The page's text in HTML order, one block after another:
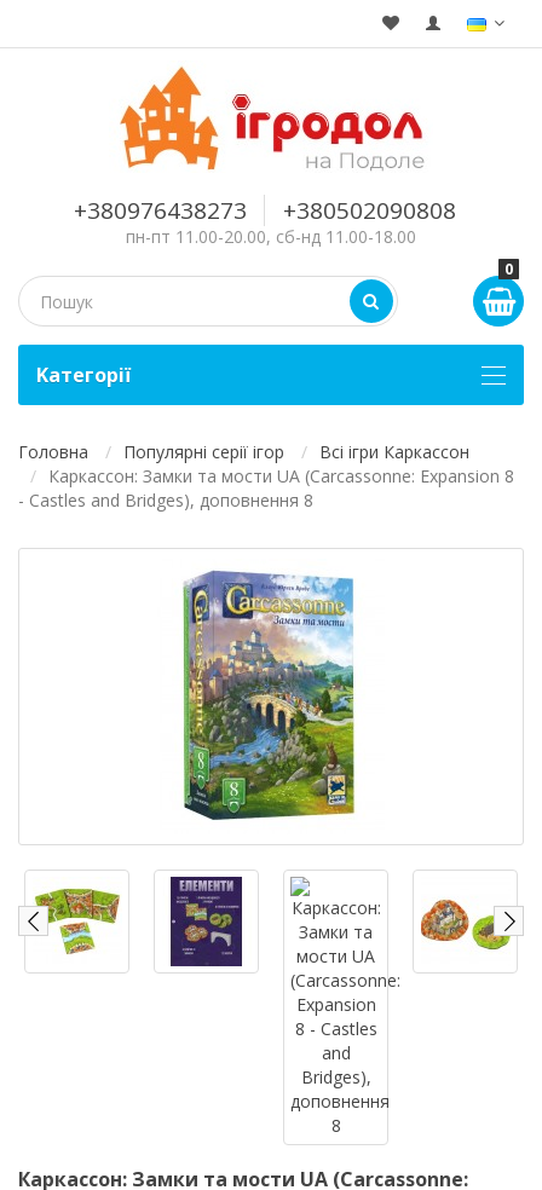
+380976438273 +380502090808
пн-пт 11.00-20.00, сб-нд 11.00-18.00
0
Kатегорії
Головна Популярні серії ігор
Всі ігри Каркассон
Каркассон: Замки та мости UA (Carcassonne: Expansion 8
- Castles and Bridges), доповнення 8
Каркассон: Замки та мости UA (Carcassonne: